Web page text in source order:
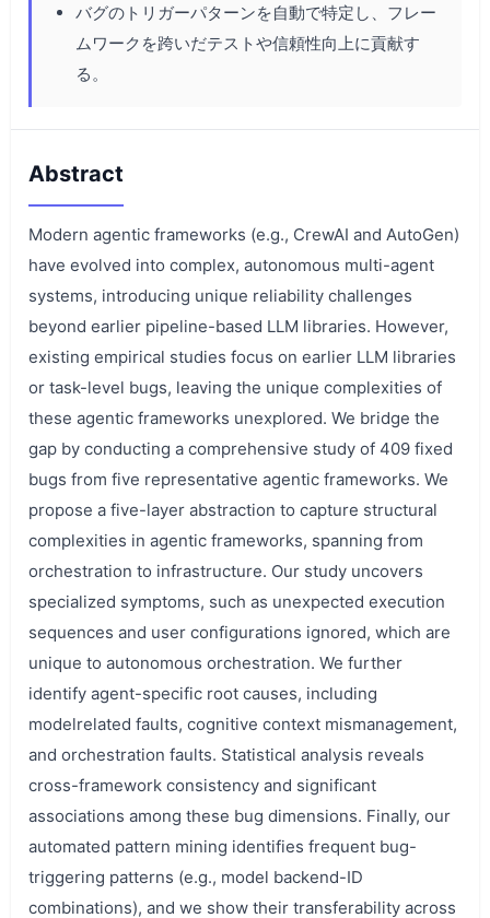
バグのトリガーパターンを自動で特定し、フレー
ムワークを跨いだテストや信頼性向上に貢献す
る。
Abstract
Modern agentic frameworks (e.g., CrewAI and AutoGen)
have evolved into complex, autonomous multi-agent
systems, introducing unique reliability challenges
beyond earlier pipeline-based LLM libraries. However,
existing empirical studies focus on earlier LLM libraries
or task-level bugs, leaving the unique complexities of
these agentic frameworks unexplored. We bridge the
gap by conducting a comprehensive study of 409 fixed
bugs from five representative agentic frameworks. We
propose a five-layer abstraction to capture structural
complexities in agentic frameworks, spanning from
orchestration to infrastructure. Our study uncovers
specialized symptoms, such as unexpected execution
sequences and user configurations ignored, which are
unique to autonomous orchestration. We further
identify agent-specific root causes, including
modelrelated faults, cognitive context mismanagement,
and orchestration faults. Statistical analysis reveals
cross-framework consistency and significant
associations among these bug dimensions. Finally, our
automated pattern mining identifies frequent bug-
triggering patterns (e.g., model backend-ID
combinations), and we show their transferability across